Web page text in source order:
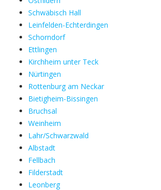
Schwäbisch Hall
Leinfelden-Echterdingen
Schorndorf
Ettlingen
Kirchheim unter Teck
Nürtingen
Rottenburg am Neckar
Bietigheim-Bissingen
Bruchsal
Weinheim
Lahr/Schwarzwald
Albstadt
Fellbach
Filderstadt
Leonberg